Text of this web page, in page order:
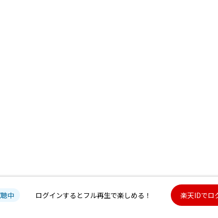
中 ログインするとフル再生で楽しめる！ 楽天IDでロ